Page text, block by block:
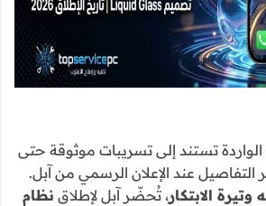
الواردة تستند إلى تسريبات موثوقة حتى
الابتكار، تُحضّر آبل لإطلاق نظام